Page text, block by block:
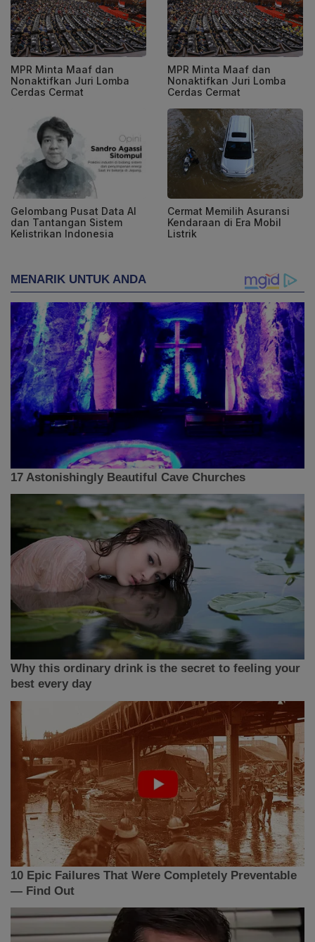
MPR Minta Maaf dan
Nonaktifkan Juri Lomba
Cerdas Cermat
MPR Minta Maaf dan
Nonaktifkan Juri Lomba
Cerdas Cermat
Gelombang Pusat Data AI
dan Tantangan Sistem
Kelistrikan Indonesia
Cermat Memilih Asuransi
Kendaraan di Era Mobil
Listrik